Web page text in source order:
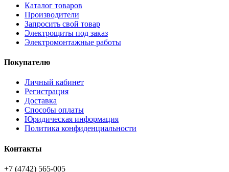
Каталог товаров
Производители
Запросить свой товар
Электрощиты под заказ
Электромонтажные работы
Покупателю
Личный кабинет
Регистрация
Доставка
Способы оплаты
Юридическая информация
Политика конфиденциальности
Контакты
+7 (4742) 565-005